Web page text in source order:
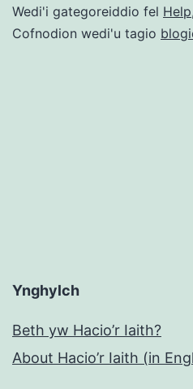
Wedi'i gategoreiddio fel Help,
Cofnodion wedi'u tagio
Ynghylch
Beth yw Hacio’r Iaith?
About Hacio’r Iaith (in